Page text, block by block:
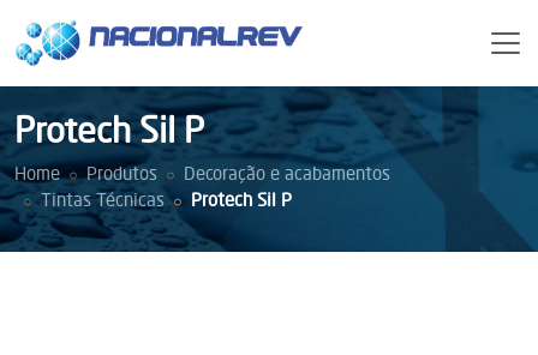
Protech Sil P
Home Produtos
Decoração e acabamentos
Tintas Técnicas
Protech Sil P